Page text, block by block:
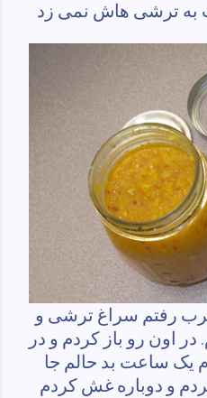
اون رو باز کردم و در
یک ساعت بد حالم جا
و دوباره غش کردم